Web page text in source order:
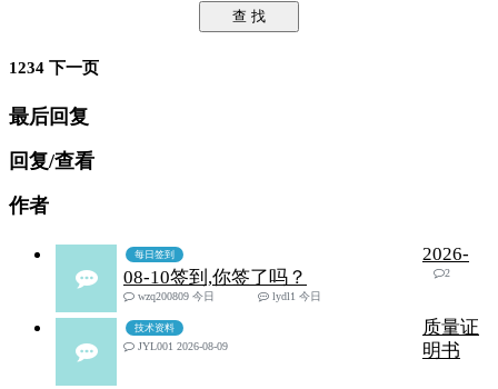
查 找
1234 下一页
最后回复
回复/查看
作者
每日签到
2026-
08-10签到,你签了吗？
2
wzq200809 今日 lydl1今日
技术资料
质量证
明书
JYL001 2026-08-09